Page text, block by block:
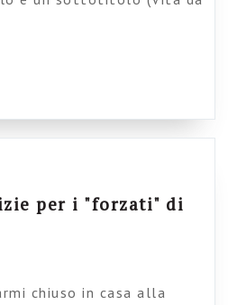
crisi di astinenza da
per i "forzati" di
chiuso in casa alla